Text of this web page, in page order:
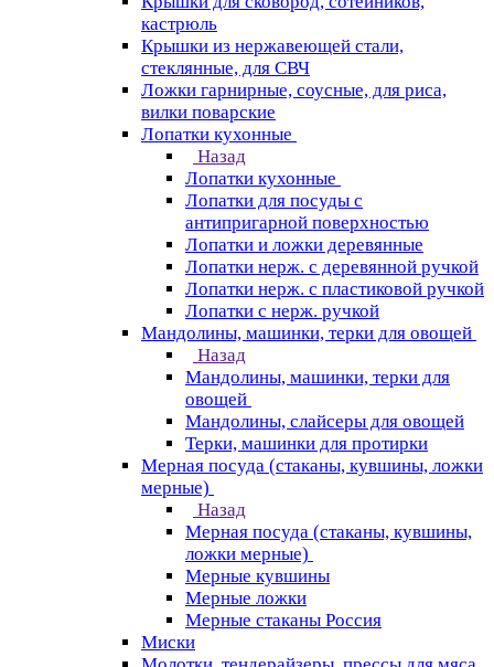
кастрюль
Крышки из нержавеющей стали,
стеклянные, для СВЧ
Ложки гарнирные, соусные, для риса,
вилки поварские
Лопатки кухонные
Назад
Лопатки кухонные
Лопатки для посуды с
антипригарной поверхностью
Лопатки и ложки деревянные
Лопатки нерж. с деревянной ручкой
Лопатки нерж. с пластиковой ручкой
Лопатки с нерж. ручкой
Мандолины, машинки, терки для овощей
Назад
Мандолины, машинки, терки для
овощей
Мандолины, слайсеры для овощей
Терки, машинки для протирки
Мерная посуда (стаканы, кувшины, ложки
мерные)
Назад
Мерная посуда (стаканы, кувшины,
ложки мерные)
Мерные кувшины
Мерные ложки
Мерные стаканы Россия
Миски